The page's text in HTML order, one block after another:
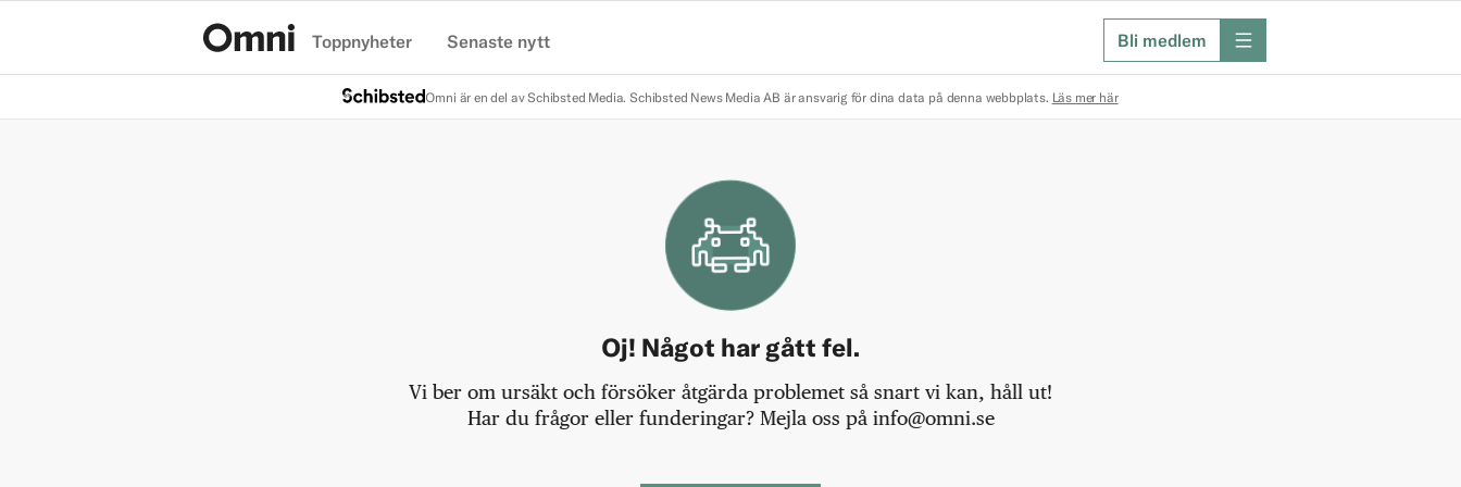
Toppnyheter Senaste nytt Bli medlem meny
Omni är en del av Schibsted Media. Schibsted News Media AB är ansvarig för dina data på denna webbplats. Läs mer här
Oj! Något har gått fel.
Vi ber om ursäkt och försöker åtgärda problemet så snart vi kan, håll ut!
Har du frågor eller funderingar? Mejla oss på info@omni.se